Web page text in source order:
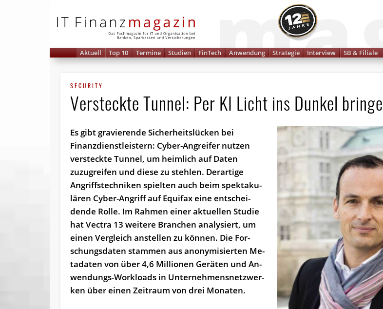
Aktuell Top 10 Termine Studien FinTech Anwendung Strategie Interview SB & Filiale
SECURITY
Versteckte Tunnel: Per KI Licht ins Dunkel
Es gibt gravierende Sicherheitslücken bei
Finanzdienstleistern: Cyber-Angreifer nutzen
versteckte Tunnel, um heimlich auf Daten
zuzugreifen und diese zu stehlen. Derartige
Angriffstechniken spiel­ten auch beim spek­ta­ku­
lä­ren Cy­ber­-An­griff auf Equi­fax ei­ne ent­schei­
den­de Rol­le. Im Rah­men ei­ner ak­tu­el­len Stu­die
hat Vec­tra 13 wei­te­re Bran­chen ana­ly­siert, um
ei­nen Ver­gleich an­stel­len zu kön­nen. Die For­
schungs­da­ten stam­men aus an­ony­mi­sier­ten Me­
ta­da­ten von über 4,6 Mil­lio­nen Ge­rä­ten und An­
wen­dungs-Workloads in Un­ter­neh­mens­netz­wer­
ken über ei­nen Zeit­raum von drei Monaten.